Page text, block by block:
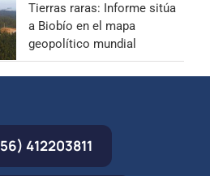
Tierras raras: Informe sitúa
a Biobío en el mapa
geopolítico mundial
412203811